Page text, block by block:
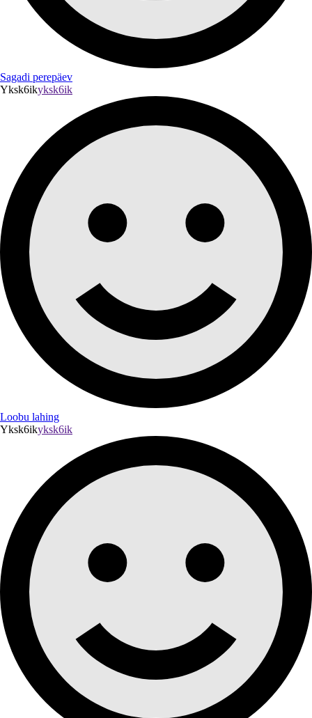
Sagadi perepäev
Yksk6ikyksk6ik
Loobu lahing
Yksk6ikyksk6ik